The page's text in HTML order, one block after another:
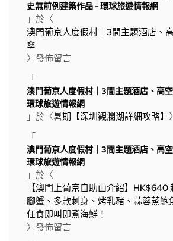
史無前例建築作品 - 環球旅遊情報網
」於〈
澳門葡京人度假村｜3間主題酒店、
傘
〉發佈留言
「
澳門葡京人度假村｜3間主題酒店、高
環球旅遊情報網
」於〈暑期【深圳觀瀾湖詳細攻略】
「
澳門葡京人度假村｜3間主題酒店、高
環球旅遊情報網
」於〈
【澳門上葡京自助山介紹】HK$640
腳蟹、多款刺身、烤乳豬、蒜蓉蒸鮑
任食即叫即煮海鮮！
〉發佈留言